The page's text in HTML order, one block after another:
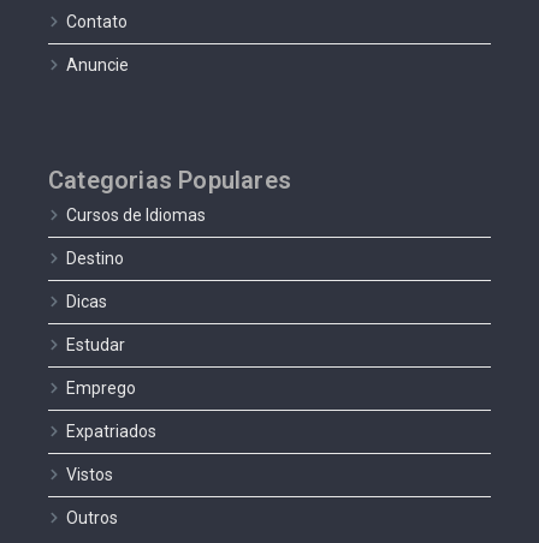
Contato
Anuncie
Categorias Populares
Cursos de Idiomas
Destino
Dicas
Estudar
Emprego
Expatriados
Vistos
Outros